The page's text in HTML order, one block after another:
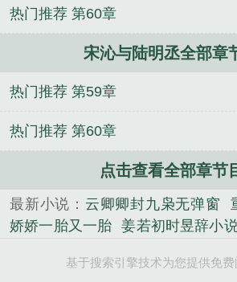
柯免费阅读最新章节
热门推荐 第60章
宋沁与陆明丞全部章
热门推荐 第59章
热门推荐 第60章
点击查看全部章节
最新小说： 云卿卿封九枭无弹窗
娇娇一胎又一胎
姜若初时昱辞小
后，我称霸了冰川时代
何醒程朝
基于搜索引擎技术为您提供免